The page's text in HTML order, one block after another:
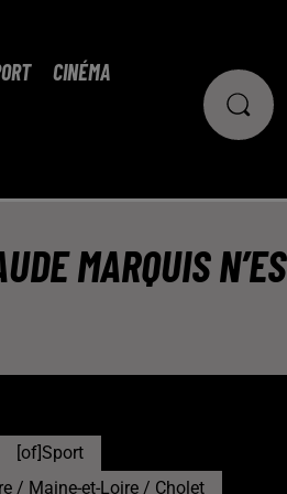
CINÉMA
MARQUIS
[of]Sport
/ Maine-et-Loire / Cholet